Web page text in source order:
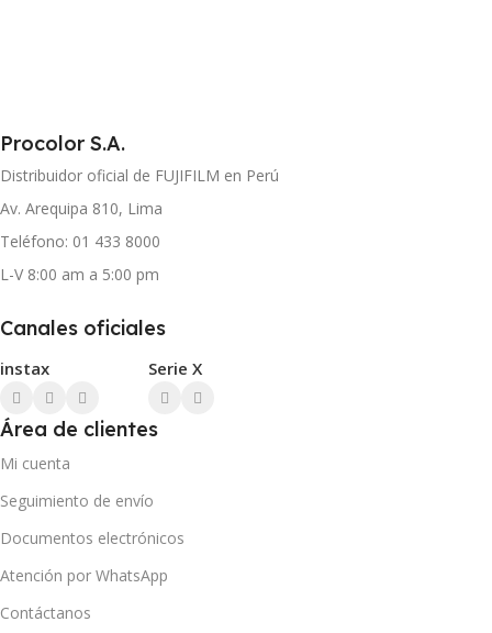
Procolor S.A.
Distribuidor oficial de FUJIFILM en Perú
Av. Arequipa 810, Lima
Teléfono: 01 433 8000
L-V 8:00 am a 5:00 pm
Canales oficiales
instax Serie X
Área de clientes
Mi cuenta
Seguimiento de envío
Documentos electrónicos
Atención por WhatsApp
Contáctanos